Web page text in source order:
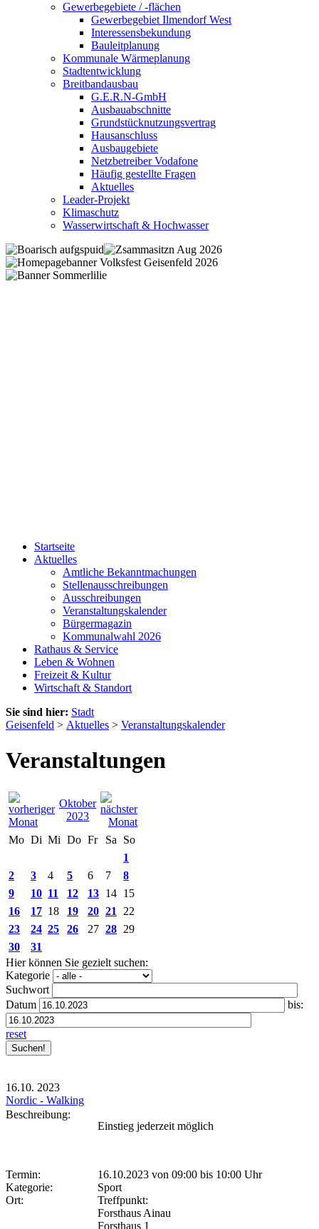
Gewerbegebiete / -flächen
Gewerbegebiet Ilmendorf West
Interessensbekundung
Bauleitplanung
Kommunale Wärmeplanung
Stadtentwicklung
Breitbandausbau
G.E.R.N-GmbH
Ausbauabschnitte
Grundstücknutzungsvertrag
Hausanschluss
Ausbaugebiete
Netzbetreiber Vodafone
Häufig gestellte Fragen
Aktuelles
Leader-Projekt
Klimaschutz
Wasserwirtschaft & Hochwasser
Startseite
Aktuelles
Amtliche Bekanntmachungen
Stellenausschreibungen
Ausschreibungen
Veranstaltungskalender
Bürgermagazin
Kommunalwahl 2026
Rathaus & Service
Leben & Wohnen
Freizeit & Kultur
Wirtschaft & Standort
Sie sind hier: Stadt
Geisenfeld > Aktuelles > Veranstaltungskalender
Veranstaltungen
Oktober
2023
Mo Di Mi Do Fr Sa
So
1
2
3 4 5 6 7
8
9
10 11 12 13 14 15
16
17 18 19 20 21
22
23
24 25 26 27 28 29
30
31
Hier können Sie gezielt suchen:
Kategorie
Suchwort
Datum
bis:
reset
16.10. 2023
Nordic - Walking
Beschreibung:
Einstieg jederzeit möglich
Termin: 16.10.2023 von 09:00 bis 10:00 Uhr
Kategorie:
Sport
Ort:
Treffpunkt:
Forsthaus Ainau
Forsthaus 1